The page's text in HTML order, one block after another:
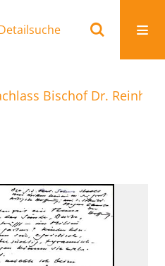
Bischof Dr.